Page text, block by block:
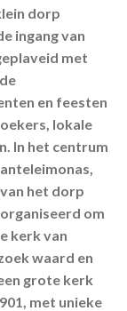
dorp
ingang van
met
en feesten
lokale
In het centrum
het dorp
om
kerk van
waard en
grote kerk
met unieke